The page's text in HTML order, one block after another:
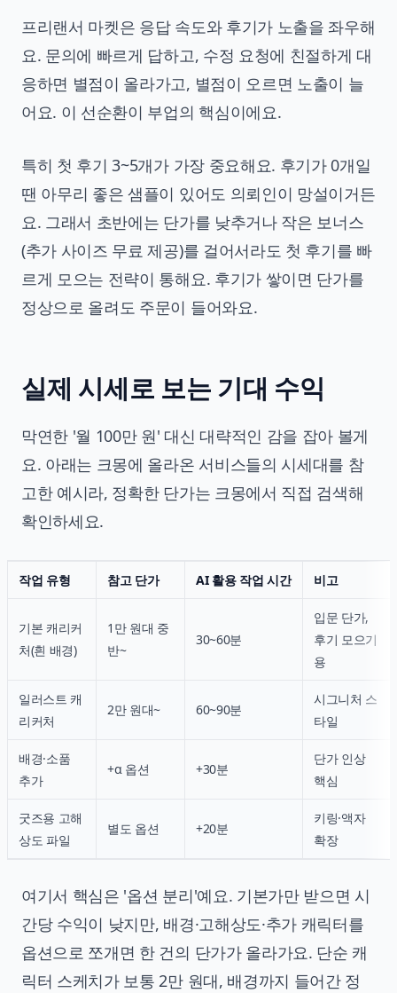
프리랜서 마켓은 응답 속도와 후기가 노출을 좌우해
요. 문의에 빠르게 답하고, 수정 요청에 친절하게 대
응하면 별점이 올라가고, 별점이 오르면 노출이 늘
어요. 이 선순환이 부업의 핵심이에요.
특히 첫 후기 3~5개가 가장 중요해요. 후기가 0개일
땐 아무리 좋은 샘플이 있어도 의뢰인이 망설이거든
요. 그래서 초반에는 단가를 낮추거나 작은 보너스
(추가 사이즈 무료 제공)를 걸어서라도 첫 후기를 빠
르게 모으는 전략이 통해요. 후기가 쌓이면 단가를
정상으로 올려도 주문이 들어와요.
실제 시세로 보는 기대 수익
막연한 '월 100만 원' 대신 대략적인 감을 잡아 볼게
요. 아래는 크몽에 올라온 서비스들의 시세대를 참
고한 예시라, 정확한 단가는 크몽에서 직접 검색해
확인하세요.
작업 유형 참고 단가 AI 활용 작업 시간 비고
기본 캐리커
처(흰 배경)
1만 원대 중
반~
30~60분
입문 단가,
후기 모으기
용
일러스트 캐
리커처
2만 원대~ 60~90분
시그니처 스
타일
배경·소품
추가
+α 옵션 +30분
단가 인상
핵심
굿즈용 고해
상도 파일
별도 옵션 +20분
키링·액자
확장
여기서 핵심은 '옵션 분리'예요. 기본가만 받으면 시
간당 수익이 낮지만, 배경·고해상도·추가 캐릭터를
옵션으로 쪼개면 한 건의 단가가 올라가요. 단순 캐
릭터 스케치가 보통 2만 원대, 배경까지 들어간 정